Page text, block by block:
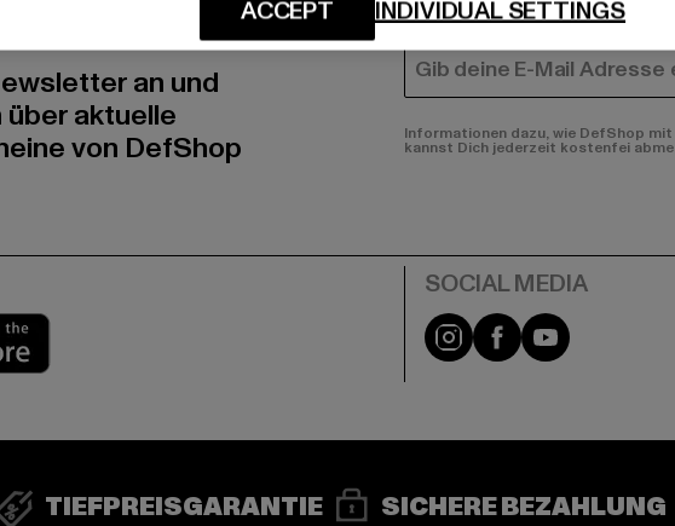
an und
aktuelle
von DefShop
FRAUEN
E-MAIL
Informationen dazu, wie DefShop
kannst Dich jederzeit kostenfei
Instagram
FacebookYouTube
TIEFPREISGARANTIE SICHERE BEZAHLUNG
INDIVIDUAL SETTINGS
ACCEPT